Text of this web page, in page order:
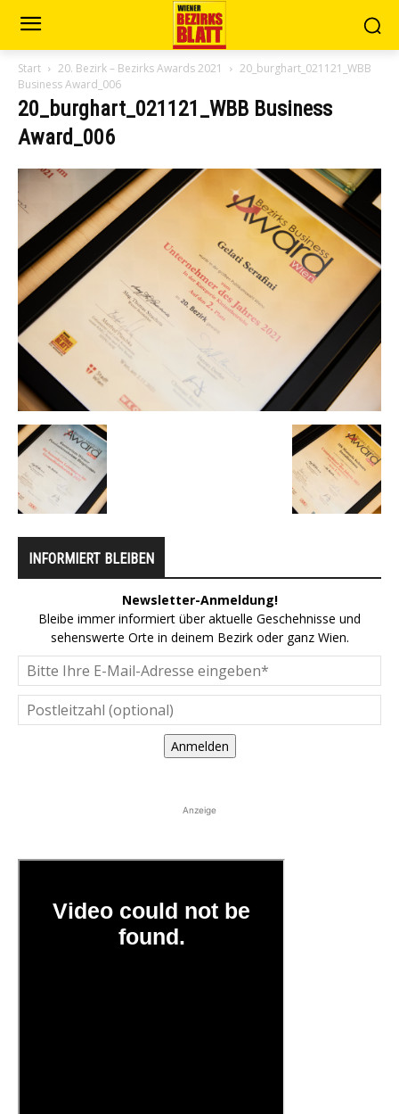
Start 20. Bezirk – Bezirks Awards 2021
20_burghart_021121_WBB
Business Award_006
20_burghart_021121_WBB Business
Award_006
INFORMIERT BLEIBEN
Newsletter-Anmeldung!
Bleibe immer informiert über aktuelle Geschehnisse und
sehenswerte Orte in deinem Bezirk oder ganz Wien.
Anmelden
Anzeige